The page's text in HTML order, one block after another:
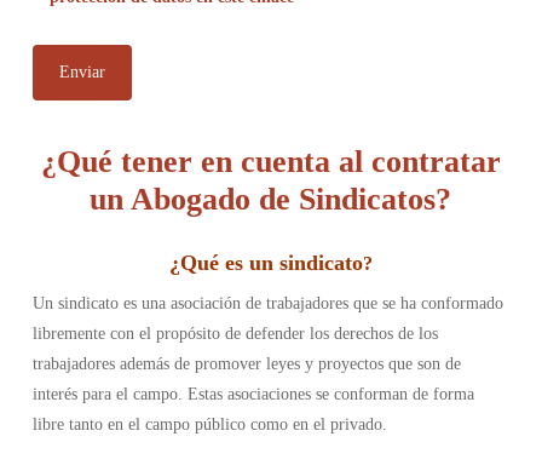
¿Qué tener en cuenta al contratar
un Abogado de Sindicatos?
¿Qué es un sindicato?
Un sindicato es una asociación de trabajadores que se ha conformado
libremente con el propósito de defender los derechos de los
trabajadores además de promover leyes y proyectos que son de
interés para el campo. Estas asociaciones se conforman de forma
libre tanto en el campo público como en el privado.